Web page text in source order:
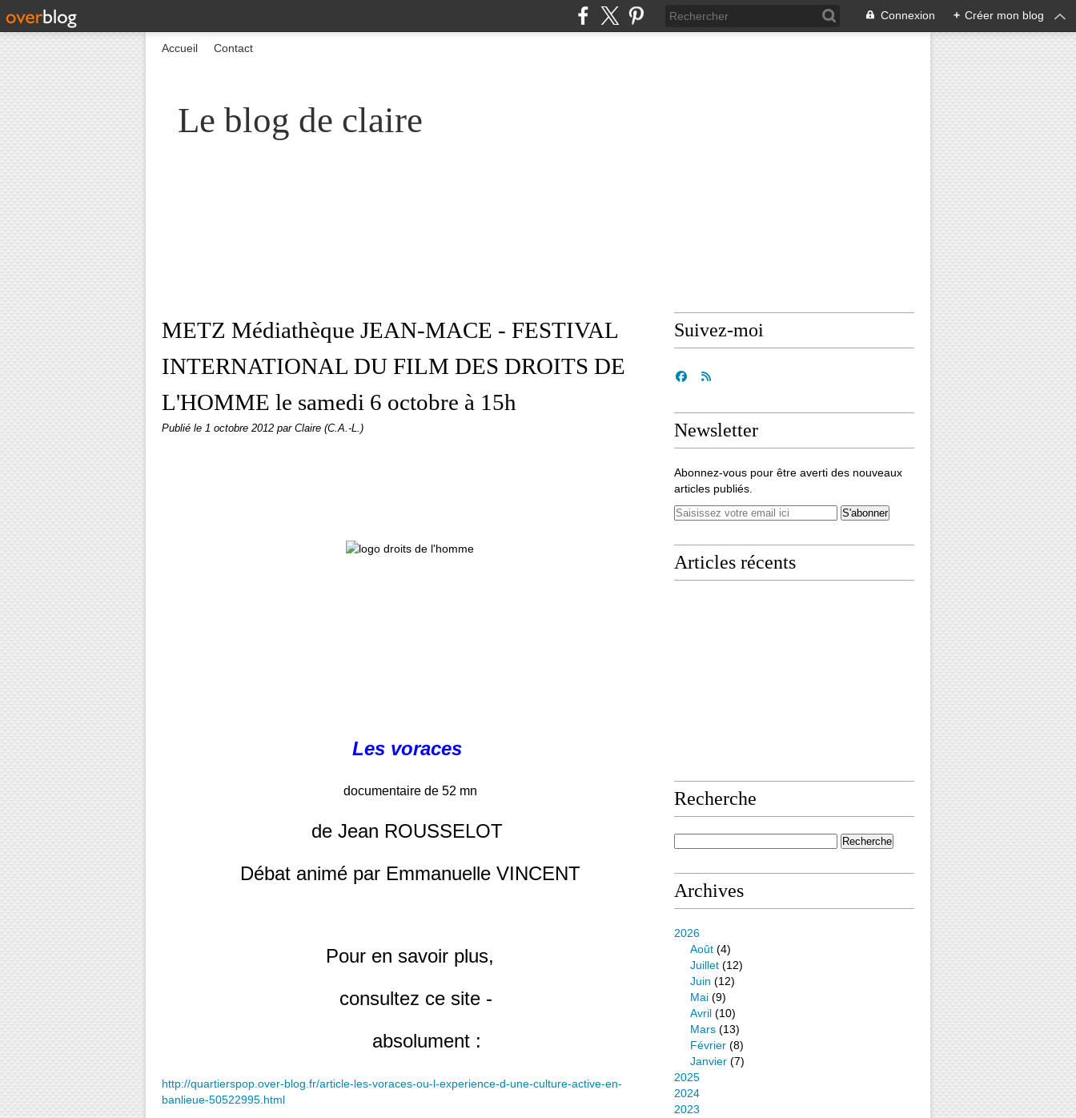
Connexion + Créer mon blog
Le blog de claire
Accueil Contact
METZ Médiathèque JEAN-MACE - FESTIVAL
INTERNATIONAL DU FILM DES DROITS DE
L'HOMME le samedi 6 octobre à 15h
Publié le 1 octobre 2012 par Claire (C.A.-L.)
Les voraces
documentaire de 52 mn
de Jean ROUSSELOT
Débat animé par Emmanuelle VINCENT
Pour en savoir plus,
consultez ce site -
absolument :
http://quartierspop.over-blog.fr/article-les-voraces-ou-l-experience-d-une-culture-active-en-
banlieue-50522995.html
Suivez-moi
Newsletter
Abonnez-vous pour être averti des nouveaux
articles publiés.
Articles récents
Recherche
Archives
2026
Août (4)
Juillet (12)
Juin (12)
Mai (9)
Avril (10)
Mars (13)
Février (8)
Janvier (7)
2025
2024
2023